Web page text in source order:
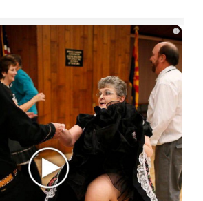
i